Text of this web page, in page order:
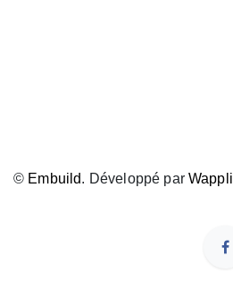
© Embuild. Développé parWappli